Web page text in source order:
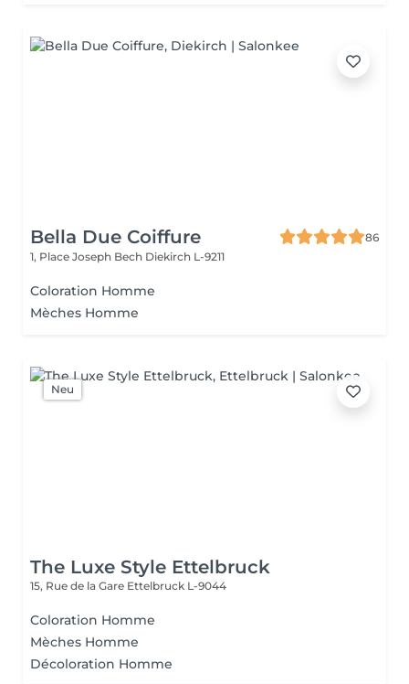
Bella Due Coiffure
86
1, Place Joseph Bech Diekirch L-9211
Coloration Homme
Mèches Homme
Neu
The Luxe Style Ettelbruck
15, Rue de la Gare Ettelbruck L-9044
Coloration Homme
Mèches Homme
Décoloration Homme